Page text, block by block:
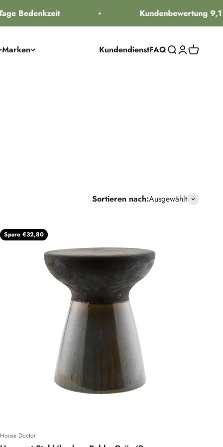
Bedenkzeit Kundenbewertung 9,1
Marken KundendienstFAQSuche öffnen
Sortieren nach:Ausgewählt
Spare €32,80
House Doctor